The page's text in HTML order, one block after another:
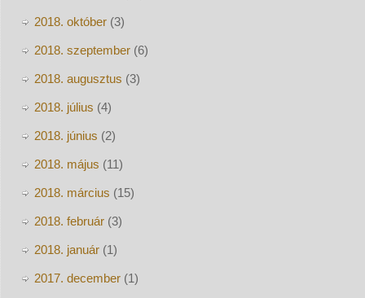
2018. október(3)
2018. szeptember(6)
2018. augusztus (3)
2018. július (4)
2018. június (2)
2018. május (11)
2018. március (15)
2018. február(3)
2018. január(1)
2017. december(1)